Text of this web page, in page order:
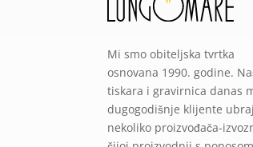
Mi smo obiteljska tvrtka
osnovana 1990. godine.
tiskara i gravirnica danas
dugogodišnje klijente
nekoliko proizvođača-